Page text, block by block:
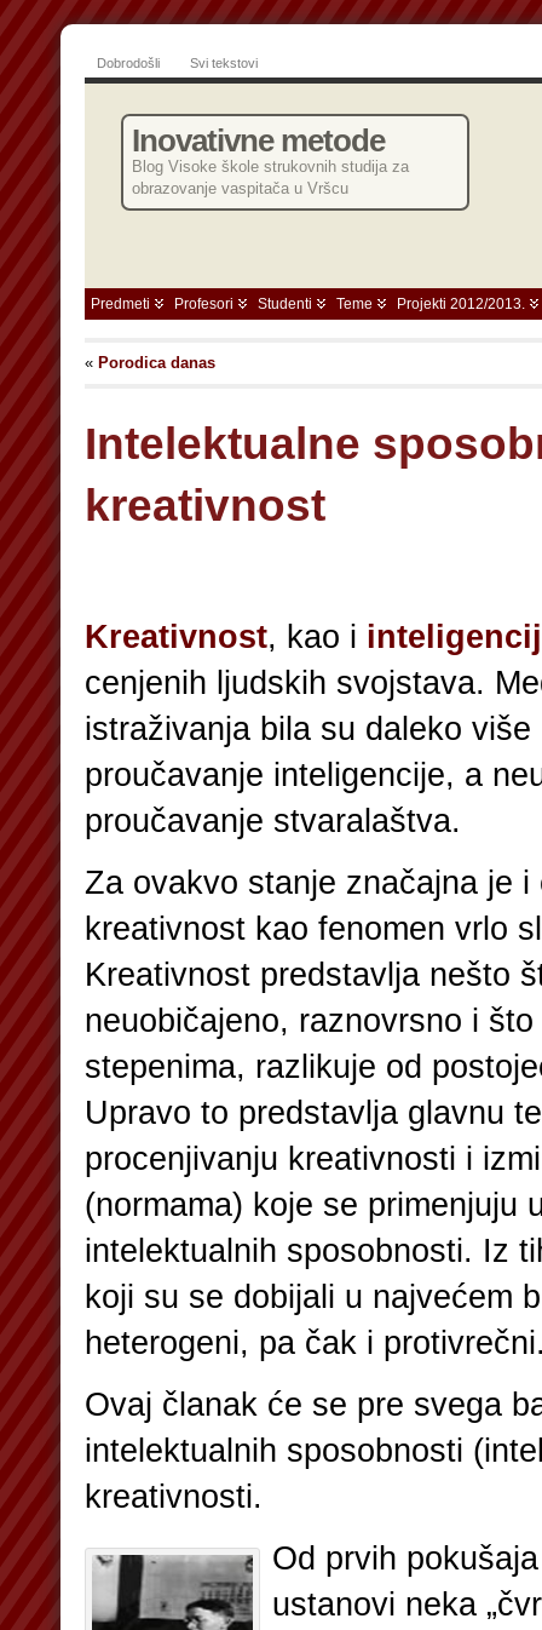
Dobrodošli Svi tekstovi
Inovativne metode
Blog Visoke škole strukovnih studija za
obrazovanje vaspitača u Vršcu
Predmeti Profesori Studenti Teme Projekti 2012/2013.
« Porodica danas
Intelektualne
kreativnost
Kreativnost, kao i
cenjenih ljudskih svojstava.
istraživanja bila su daleko više
proučavanje inteligencije, a
proučavanje stvaralaštva.
Za ovakvo stanje značajna je
kreativnost kao fenomen vrlo
Kreativnost predstavlja nešto
neuobičajeno, raznovrsno i
stepenima, razlikuje od
Upravo to predstavlja glavnu
procenjivanju kreativnosti i
(normama) koje se primenjuju
intelektualnih sposobnosti. Iz
koji su se dobijali u najvećem
heterogeni, pa čak i
Ovaj članak će se pre svega
intelektualnih sposobnosti
kreativnosti.
Od prvih
ustanovi neka